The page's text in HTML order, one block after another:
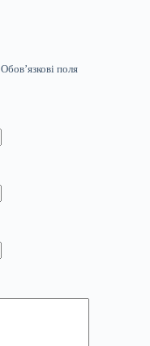
Обов’язкові поля